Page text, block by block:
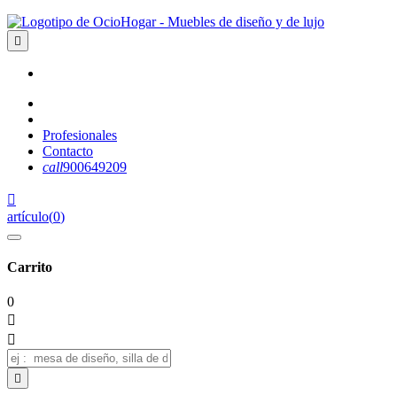

Profesionales
Contacto
call900649209

artículo(0)
Carrito
0


